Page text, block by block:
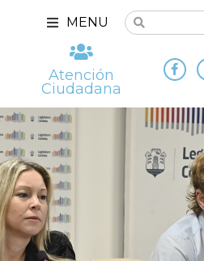
MENU
Atención
Ciudadana